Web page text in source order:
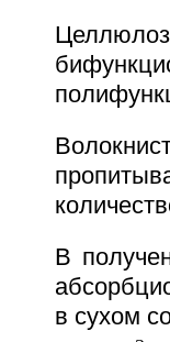
В
в сухом